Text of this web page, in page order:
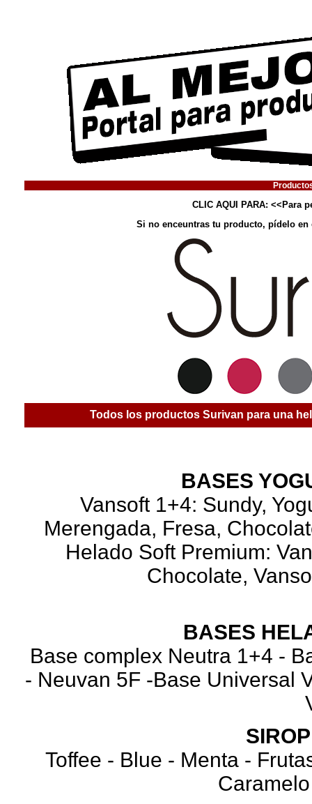
CLIC AQUI PARA: << Para
Si no enceuntras tu producto, pídelo
Todos los productos Surivan para una
BASES
Vansoft 1+4: Sundy,
Merengada, Fresa,
Helado Soft Premium:
Chocolate,
BASES
Base complex Neutra 1+4 -
- Neuvan 5F -Base Universal
Toffee - Blue - Menta -